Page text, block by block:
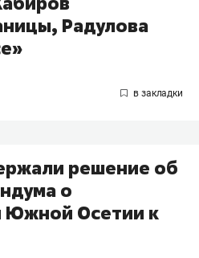
Радулова
решение об
о
Южной Осетии к